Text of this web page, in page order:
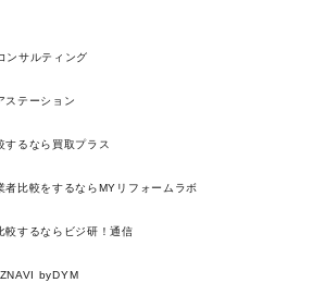
ンサルティング
ステーション
するなら買取プラス
者比較をするならMYリフォームラボ
較するならビジ研！通信
byDYM